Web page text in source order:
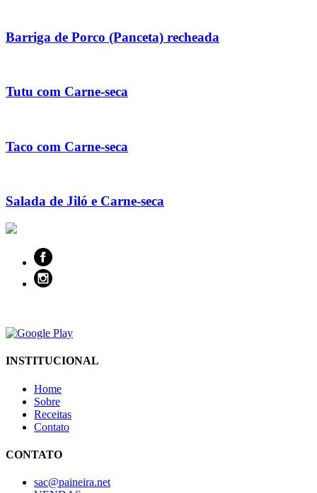
Barriga de Porco (Panceta) recheada
Tutu com Carne-seca
Taco com Carne-seca
Salada de Jiló e Carne-seca
INSTITUCIONAL
Home
Sobre
Receitas
Contato
CONTATO
sac@paineira.net